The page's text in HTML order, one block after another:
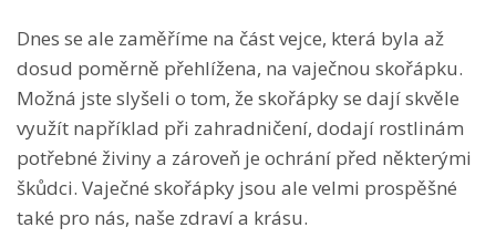
Dnes se ale zaměříme na část vejce, která byla až
dosud poměrně přehlížena, na vaječnou skořápku.
Možná jste slyšeli o tom, že skořápky se dají skvěle
využít například při zahradničení, dodají rostlinám
potřebné živiny a zároveň je ochrání před některými
škůdci. Vaječné skořápky jsou ale velmi prospěšné
také pro nás, naše zdraví a krásu.